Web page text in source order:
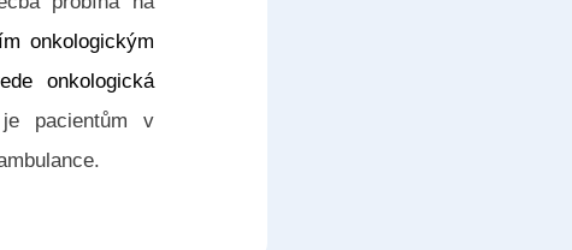
onkologickým
onkologická
pacientům v